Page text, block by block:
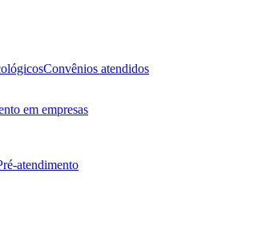
Convênios atendidos
em empresas
atendimento